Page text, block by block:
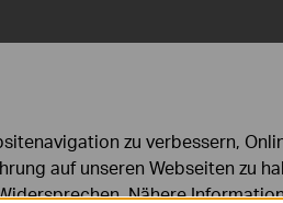
Troubleshooting
zu verbessern,
auf unseren Webseiten zu
Nähere